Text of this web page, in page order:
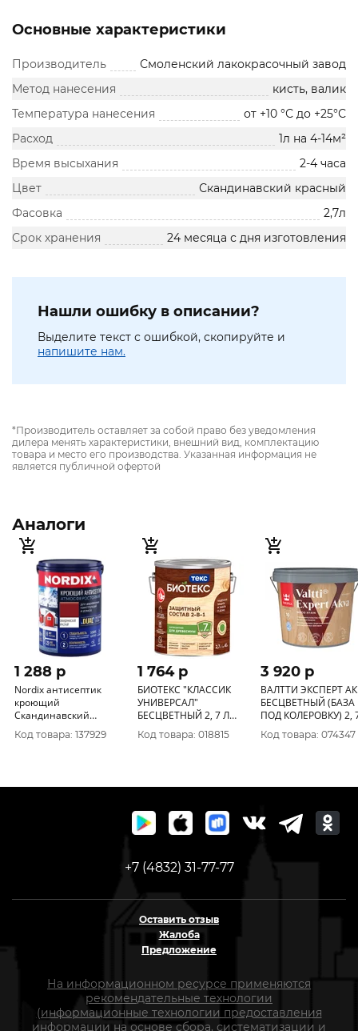
Основные характеристики
Производитель
Смоленский лакокрасочный завод
Метод нанесения
кисть, валик
Температура нанесения
от +10 °С до +25°С
Расход
1л на 4-14м²
Время высыхания
2-4 часа
Цвет
Скандинавский красный
Фасовка
2,7л
Срок хранения
24 месяца с дня изготовления
Нашли ошибку в описании?
Выделите текст с ошибкой, скопируйте и
напишите нам.
*Производитель оставляет за собой право без уведомления
дилера менять характеристики, внешний вид, комплектацию
товара и место его производства. Указанная информация не
является публичной офертой
Аналоги
1 288 p
Nordix антисептик
кроющий
Скандинавский
красный 0, 9л
Код товара: 137929
1 764 p
БИОТЕКС "КЛАССИК
УНИВЕРСАЛ"
БЕСЦВЕТНЫЙ 2, 7 Л
(1/6) ТЕКС
Код товара: 018815
3 920 p
ВАЛТТИ ЭКСПЕРТ
БЕСЦВЕТНЫЙ (БАЗА
ПОД КОЛЕРОВКУ) 2, 7 Л
(1) АНТИСЕПТИК ДЛЯ
ДЕРЕВА
Код товара: 074347
+7 (4832) 31-77-77
Оставить отзыв
Жалоба
Предложение
На информационном ресурсе применяются
рекомендательные технологии
(информационные технологии предоставления
информации на основе сбора, систематизации и